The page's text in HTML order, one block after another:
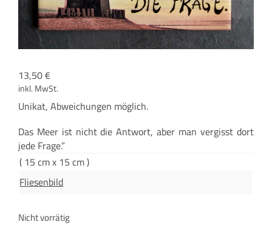
13,50€
inkl. MwSt.
Uni­kat, Abwei­chun­gen möglich.
Das Meer ist nicht die Ant­wort, aber man ver­gisst dort
jede Frage.”
( 15 cm x 15 cm )
Fliesenbild
Nicht vorrätig